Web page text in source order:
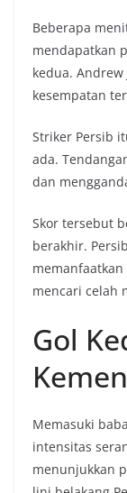
Beberapa
mendapatkan
kedua.
kesempatan
Striker Persib
ada.
dan
Skor tersebut
berakhir.
mencari celah
Gol
Memasuki
intensitas
menunjukkan